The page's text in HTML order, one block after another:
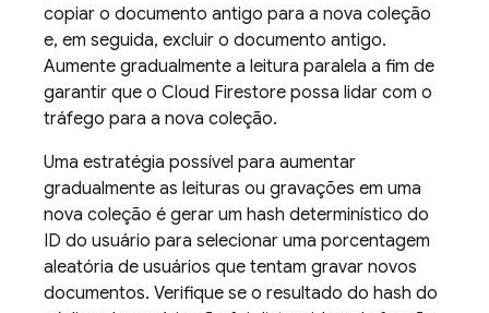
copiar o documento antigo para a nova coleção
e, em seguida, excluir o documento antigo.
Aumente gradualmente a leitura paralela a fim de
garantir que o Cloud Firestore possa lidar com o
tráfego para a nova coleção.
Uma estratégia possível para aumentar
gradualmente as leituras ou gravações em uma
nova coleção é gerar um hash determinístico do
ID do usuário para selecionar uma porcentagem
aleatória de usuários que tentam gravar novos
documentos. Verifique se o resultado do hash do